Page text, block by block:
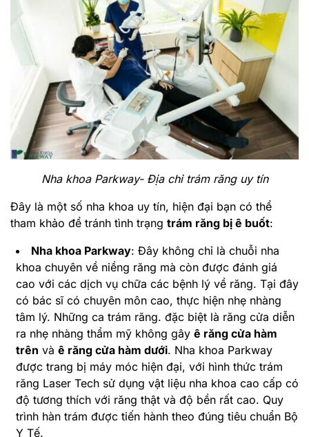
Nha khoa Parkway- Địa chỉ trám răng uy tín
Đây là một số nha khoa uy tín, hiện đại bạn có thể
tham khảo để tránh tình trạng trám răng bị ê buốt:
Nha khoa Parkway: Đây không chỉ là chuỗi nha
khoa chuyên về niềng răng mà còn được đánh giá
cao với các dịch vụ chữa các bệnh lý về răng. Tại đây
có bác sĩ có chuyên môn cao, thực hiện nhẹ nhàng
tâm lý. Những ca trám răng. đặc biệt là răng cửa diễn
ra nhẹ nhàng thẩm mỹ không gây ê răng cửa hàm
trên và ê răng cửa hàm dưới. Nha khoa Parkway
được trang bị máy móc hiện đại, với hình thức trám
răng Laser Tech sử dụng vật liệu nha khoa cao cấp có
độ tương thích với răng thật và độ bền rất cao. Quy
trình hàn trám được tiến hành theo đúng tiêu chuẩn Bộ
Y Tế.